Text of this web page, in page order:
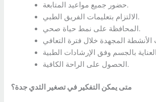
حضور جميع مواعيد المتابعة.
الالتزام بتعليمات الفريق الطبي.
المحافظة على نمط حياة صحي.
الحصول على الراحة الكافية.
متى يمكن التفكير في تصغير الثدي جدة؟